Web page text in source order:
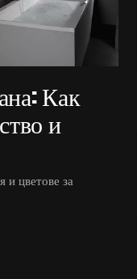
Как
и
и цветове за